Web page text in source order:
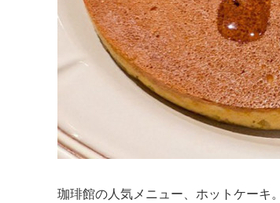
珈琲館の人気メニュー、ホットケー